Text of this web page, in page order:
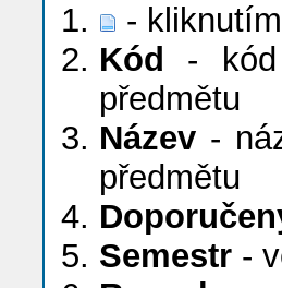
-
Kód -
předmětu
Název -
předmětu
Semestr -